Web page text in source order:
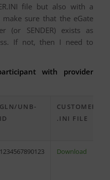
file but also with a
make sure that the eGate
(or SENDER) exists as
If not, then I need to
with provider
GLN/UNB-
ID
CUSTOMER
.INI FILE
1234567890123 Download